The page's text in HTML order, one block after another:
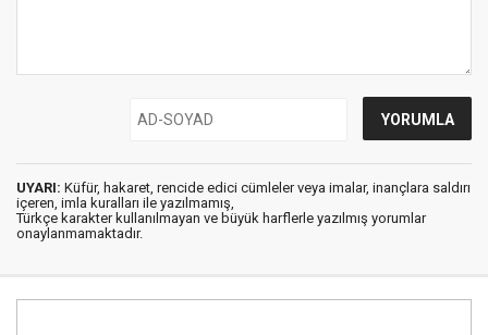
UYARI: Küfür, hakaret, rencide edici cümleler veya imalar, inançlara saldırı
içeren, imla kuralları ile yazılmamış,
Türkçe karakter kullanılmayan ve büyük harflerle yazılmış yorumlar
onaylanmamaktadır.